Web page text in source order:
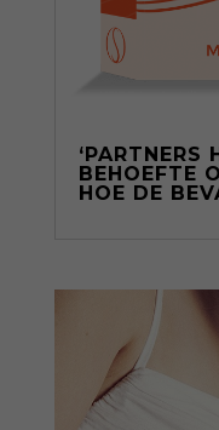
‘PARTNERS
BEHOEFTE
HOE DE